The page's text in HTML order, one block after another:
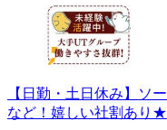
【日勤・土日休み】ソ
など！嬉しい社割あり★